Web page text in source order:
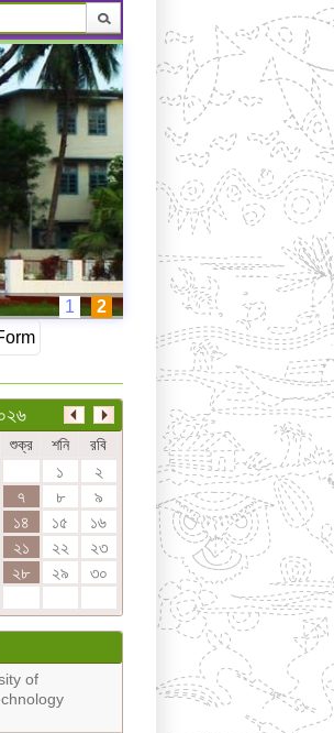
1
2
শুক্র শনি রবি
১
২
৭ ৮
৯
১৪ ১৫
১৬
২১ ২২
২৩
২৮ ২৯
৩০
of